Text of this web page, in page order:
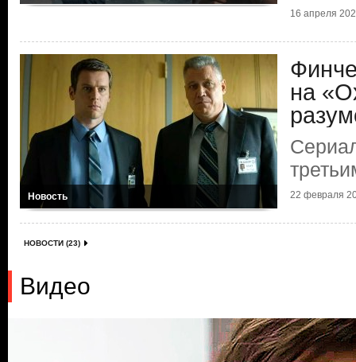
16 апреля
Новость
на
22 февраля
НОВОСТИ (23)
Видео